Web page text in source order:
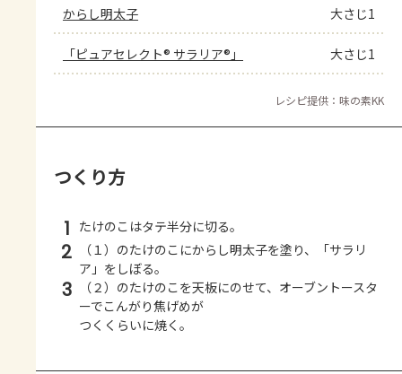
からし明太子 大さじ1
「ピュアセレクト® サラリア®」 大さじ1
レシピ提供：味の素KK
つくり方
1 たけのこはタテ半分に切る。
2
（１）のたけのこにからし明太子を塗り、「サラリ
ア」をしぼる。
3
（２）のたけのこを天板にのせて、オーブントースタ
ーでこんがり焦げめが
つくくらいに焼く。